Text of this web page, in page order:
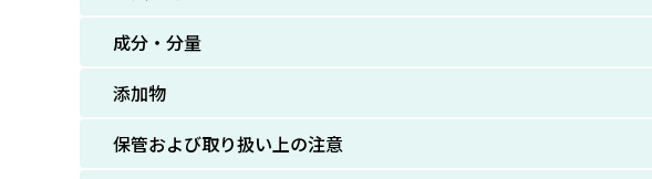
成分・分量
添加物
保管および取り扱い上の注意